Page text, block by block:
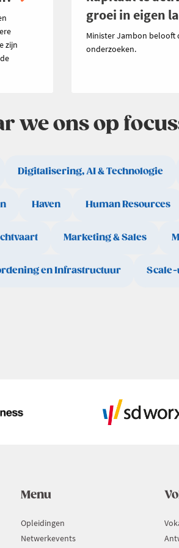
zijn
groei in eigen
Minister Jambon belooft
onderzoeken.
we ons op
Digitalisering, AI & Technologie
Haven Human Resources
Marketing & Sales
en Infrastructuur
Menu
Opleidingen
Netwerkevents